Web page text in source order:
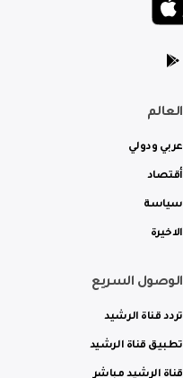
العالم
عربي ودولي
أقتصاد
سياسة
الاخيرة
الوصول السريع
تردد قناة الرشيد
تطبيق قناة الرشيد
قناة الرشيد مباشر